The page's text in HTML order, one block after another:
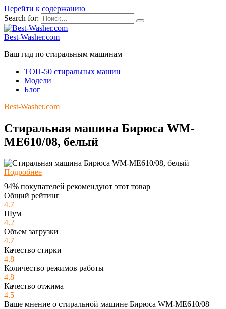
Перейти к содержанию
Search for:
Best-Washer.com
Ваш гид по стиральным машинам
ТОП-50 стиральных машин
Модели
Блог
Best-Washer.com
Стиральная машина Бирюса WM-
ME610/08, белый
Подробнее
94% покупателей рекомендуют этот товар
Общий рейтинг
4.7
Шум
4.2
Объем загрузки
4.7
Качество стирки
4.8
Количество режимов работы
4.8
Качество отжима
4.5
Ваше мнение о стиральной машине Бирюса WM-ME610/08